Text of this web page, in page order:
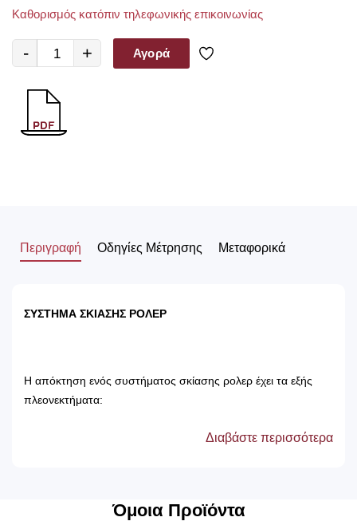
Καθορισμός κατόπιν τηλεφωνικής επικοινωνίας
- + Αγορά
Περιγραφή Οδηγίες Μέτρησης Μεταφορικά
ΣΥΣΤΗΜΑ ΣΚΙΑΣΗΣ ΡΟΛΕΡ
Η απόκτηση ενός συστήματος σκίασης ρολερ έχει τα εξής
πλεονεκτήματα:
μόνο με ένα ελαφρός νωπό βέτεξ ή με
ατμοκαθαριστή.
Διαβάστε περισσότερα
Όμοια Προϊόντα